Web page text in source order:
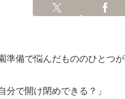
準備で悩んだもののひとつが
分で開け閉めできる？」